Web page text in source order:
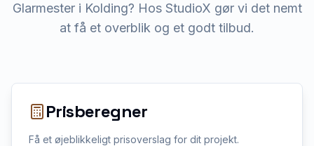
Glarmester i Kolding? Hos StudioX gør vi det nemt
at få et overblik og et godt tilbud.
Prisberegner
Få et øjeblikkeligt prisoverslag for dit projekt.